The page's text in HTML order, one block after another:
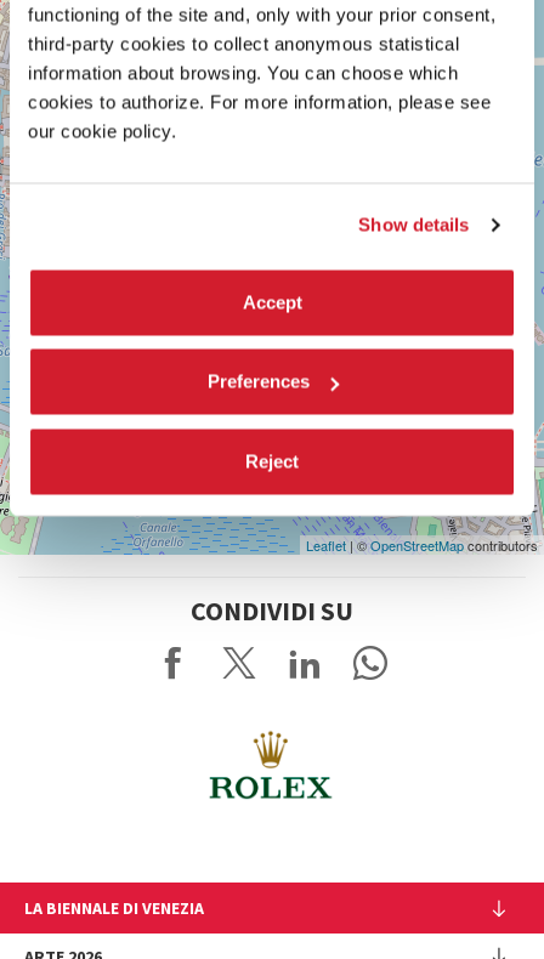
functioning of the site and, only with your prior consent,
third-party cookies to collect anonymous statistical
information about browsing. You can choose which
cookies to authorize. For more information, please see
our cookie policy.
Show details
Accept
Preferences
Reject
ARSENALE
Leaflet| ©OpenStreetMapcontributors
CONDIVIDI SU
LA BIENNALE DI VENEZIA
L'Istituzione